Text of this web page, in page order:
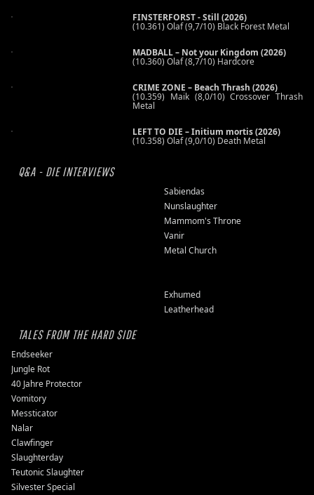
FINSTERFORST - Still (2026)
(10.361) Olaf (9,7/10) Black Forest Metal
MADBALL – Not your Kingdom (2026)
(10.360) Olaf (8,7/10) Hardcore
CRIME ZONE – Beach Thrash (2026)
(10.359) Maik (8,0/10) Crossover Thrash
Metal
LEFT TO DIE – Initium mortis (2026)
(10.358) Olaf (9,0/10) Death Metal
Q&A - DIE INTERVIEWS
Sabiendas
Nunslaughter
Mammom's Throne
Vanir
Metal Church
Exhumed
Leatherhead
TALES FROM THE HARD SIDE
Endseeker
Jungle Rot
40 Jahre Protector
Vomitory
Messticator
Nalar
Clawfinger
Slaughterday
Teutonic Slaughter
Silvester Special